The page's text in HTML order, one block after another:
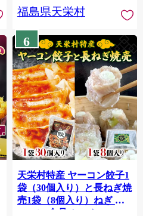
福島県天栄村
6
天栄村特産 ヤーコン餃子1
袋（30個入り）と長ねぎ焼
売1袋（8個入り）ねぎ ヤ
ーコン 食品 セット F21T-